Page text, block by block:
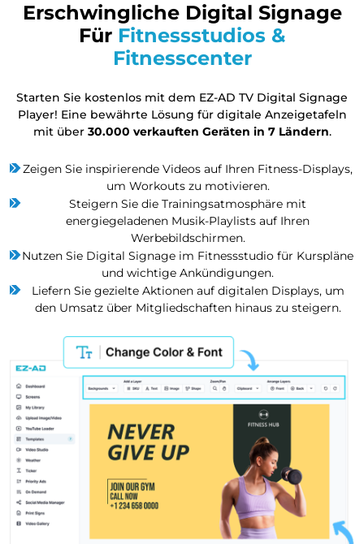
Erschwingliche Digital Signage
Für Fitnessstudios &
Fitnesscenter
Starten Sie kostenlos mit dem EZ-AD TV Digital Signage
Player! Eine bewährte Lösung für digitale Anzeigetafeln
mit über 30.000 verkauften Geräten in 7 Ländern.
Zeigen Sie inspirierende Videos auf Ihren Fitness-Displays,
um Workouts zu motivieren.
Steigern Sie die Trainingsatmosphäre mit
energiegeladenen Musik-Playlists auf Ihren
Werbebildschirmen.
Nutzen Sie Digital Signage im Fitnessstudio für Kurspläne
und wichtige Ankündigungen.
Liefern Sie gezielte Aktionen auf digitalen Displays, um
den Umsatz über Mitgliedschaften hinaus zu steigern.